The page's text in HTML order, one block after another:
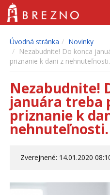
Úvodná stránka
Novinky
Nezabudnite! Do konca
priznanie k dani z nehnuteľnosti.
Nezabudnite!
januára treba
priznanie k
nehnuteľnosti.
Zverejnené: 14.01.2020